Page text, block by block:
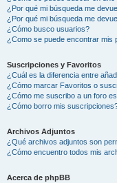
¿Por qué mi búsqueda me
¿Por qué mi búsqueda me
¿Cómo busco usuarios?
¿Como se puede encontrar mis
Suscripciones y Favoritos
¿Cuál es la diferencia entre
¿Cómo marcar Favoritos o
¿Cómo me suscribo a un foro
¿Cómo borro mis
Archivos Adjuntos
¿Qué archivos adjuntos son
¿Cómo encuentro todos mis
Acerca de phpBB